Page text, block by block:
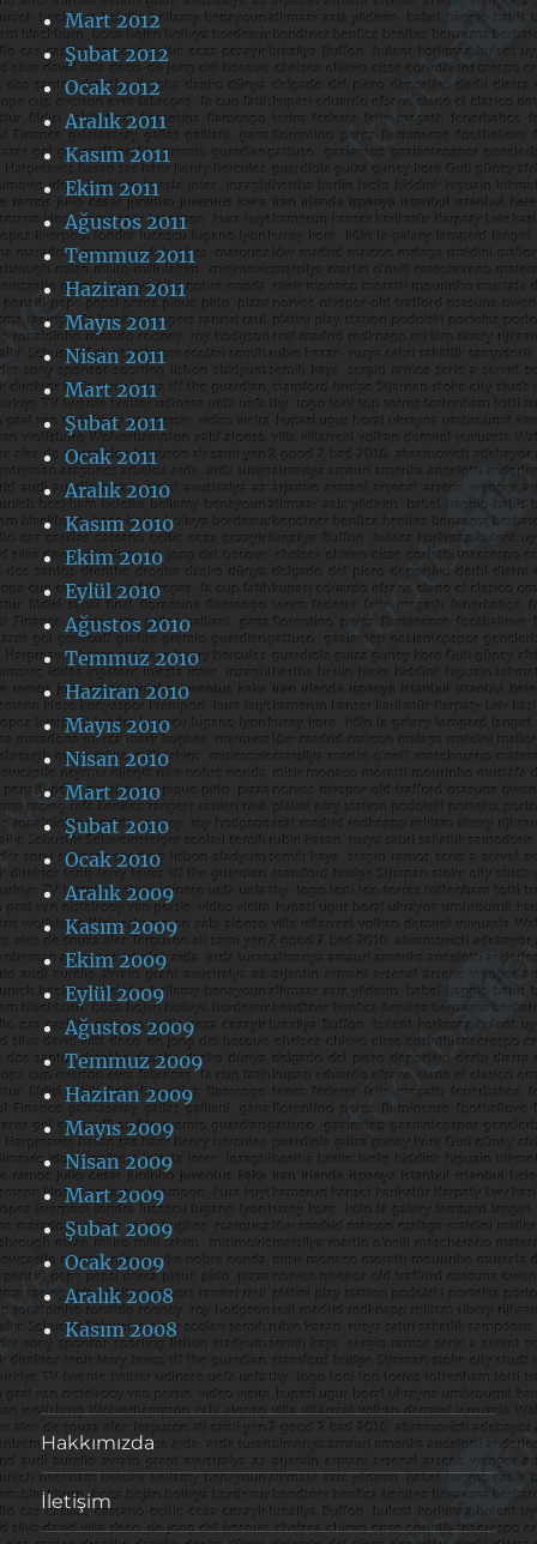
Mart 2012
Şubat 2012
Ocak 2012
Aralık 2011
Kasım 2011
Ekim 2011
Ağustos 2011
Temmuz 2011
Haziran 2011
Mayıs 2011
Nisan 2011
Mart 2011
Şubat 2011
Ocak 2011
Aralık 2010
Kasım 2010
Ekim 2010
Eylül 2010
Ağustos 2010
Temmuz 2010
Haziran 2010
Mayıs 2010
Nisan 2010
Mart 2010
Şubat 2010
Ocak 2010
Aralık 2009
Kasım 2009
Ekim 2009
Eylül 2009
Ağustos 2009
Temmuz 2009
Haziran 2009
Mayıs 2009
Nisan 2009
Mart 2009
Şubat 2009
Ocak 2009
Aralık 2008
Kasım 2008
Hakkımızda
İletişim